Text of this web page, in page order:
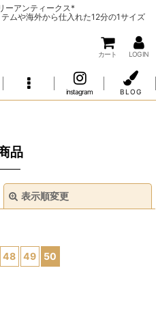
ーアンティークス*
ムや海外から仕入れた12分の1サイズ
カート LOG IN
instagram B L O G
品
表示順変更
48 49 50